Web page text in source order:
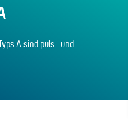
A sind puls- und